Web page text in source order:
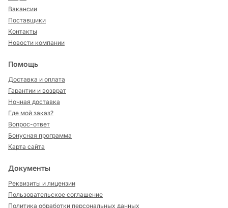
Вакансии
Поставщики
Контакты
Новости компании
Помощь
Доставка и оплата
Гарантии и возврат
Ночная доставка
Где мой заказ?
Вопрос-ответ
Бонусная программа
Карта сайта
Документы
Реквизиты и лицензии
Пользовательское соглашение
Политика обработки персональных данных